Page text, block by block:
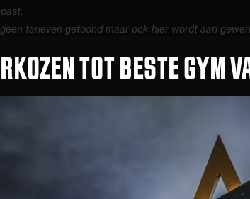
tarieven getoond maar ook hier wordt aan
afzienbare tijd de website eruit gaat zien zoals we
de crossfight-ruimte is wat veranderd.
en daarvoor in de plaats is een soort
“Karma is a Bitch” muur te slopen zodat de 480
verhuizen naar de Crossfight ruimte.
staan om toch 2 verschillende ruimtes te behouden.
en staat gepland einde jaar.
TOT BESTE GYM